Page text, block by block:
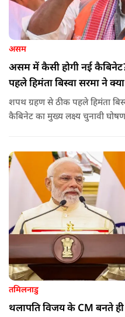
असम
असम में कैसी होगी नई
पहले हिमंता बिस्वा सरमा ने
शपथ ग्रहण से ठीक पहले हिमंता
कैबिनेट का मुख्य लक्ष्य चुनावी
तमिलनाडु
थलापति विजय के CM बनते